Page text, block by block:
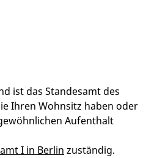
ist das Standesamt des
Ihren Wohnsitz haben oder
Aufenthalt
I in Berlin zuständig.